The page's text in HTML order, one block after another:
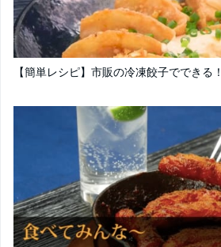
【簡単レシピ】市販の冷凍餃子でできる